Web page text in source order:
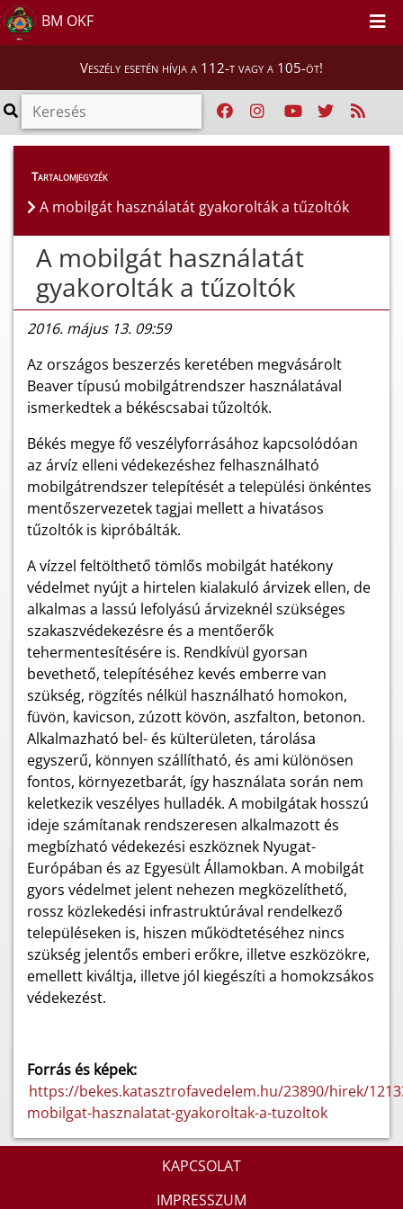
BM OKF
Veszély esetén hívja a 112-t vagy a 105-öt!
Híreink > Hírek
Tartalomjegyzék
A mobilgát használatát gyakorolták a tűzoltók
A mobilgát használatát
gyakorolták a tűzoltók
2016. május 13. 09:59
Az országos beszerzés keretében megvásárolt
Beaver típusú mobilgátrendszer használatával
ismerkedtek a békéscsabai tűzoltók.
Békés megye fő veszélyforrásához kapcsolódóan
az árvíz elleni védekezéshez felhasználható
mobilgátrendszer telepítését a települési önkéntes
mentőszervezetek tagjai mellett a hivatásos
tűzoltók is kipróbálták.
A vízzel feltölthető tömlős mobilgát hatékony
védelmet nyújt a hirtelen kialakuló árvizek ellen, de
alkalmas a lassú lefolyású árvizeknél szükséges
szakaszvédekezésre és a mentőerők
tehermentesítésére is. Rendkívül gyorsan
bevethető, telepítéséhez kevés emberre van
szükség, rögzítés nélkül használható homokon,
füvön, kavicson, zúzott kövön, aszfalton, betonon.
Alkalmazható bel- és külterületen, tárolása
egyszerű, könnyen szállítható, és ami különösen
fontos, környezetbarát, így használata során nem
keletkezik veszélyes hulladék. A mobilgátak hosszú
ideje számítanak rendszeresen alkalmazott és
megbízható védekezési eszköznek Nyugat-
Európában és az Egyesült Államokban. A mobilgát
gyors védelmet jelent nehezen megközelíthető,
rossz közlekedési infrastruktúrával rendelkező
településeken is, hiszen működtetéséhez nincs
szükség jelentős emberi erőkre, illetve eszközökre,
emellett kiváltja, illetve jól kiegészíti a homokzsákos
védekezést.
Forrás és képek:
https://bekes.katasztrofavedelem.hu/23890/hirek/
mobilgat-hasznalatat-gyakoroltak-a-tuzoltok
KAPCSOLAT
IMPRESSZUM